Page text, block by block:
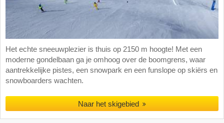
Het echte sneeuwplezier is thuis op 2150 m hoogte! Met een
moderne gondelbaan ga je omhoog over de boomgrens, waar
aantrekkelijke pistes, een snowpark en een funslope op skiërs en
snowboarders wachten.
Naar het skigebied